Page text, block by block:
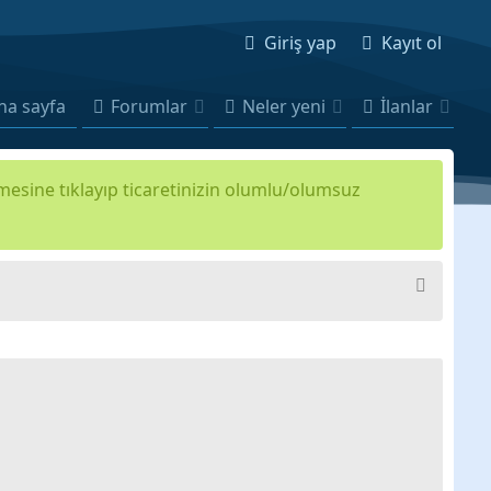
Giriş yap Kayıt ol
sayfa Forumlar Neler yeni İlanlar
tıklayıp ticaretinizin olumlu/olumsuz